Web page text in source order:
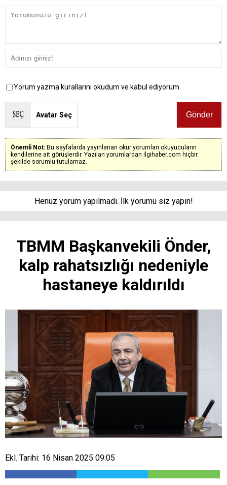
Yorum yazma kurallarını okudum ve kabul ediyorum.
Avatar Seç
Önemli Not: Bu sayfalarda yayınlanan okur yorumları okuyucuların
kendilerine ait görüşlerdir. Yazılan yorumlardan ilgihaber.com hiçbir
şekilde sorumlu tutulamaz.
Henüz yorum yapılmadı. İlk yorumu siz yapın!
TBMM Başkanvekili Önder,
kalp rahatsızlığı nedeniyle
hastaneye kaldırıldı
Ekl. Tarihi: 16 Nisan 2025 09:05